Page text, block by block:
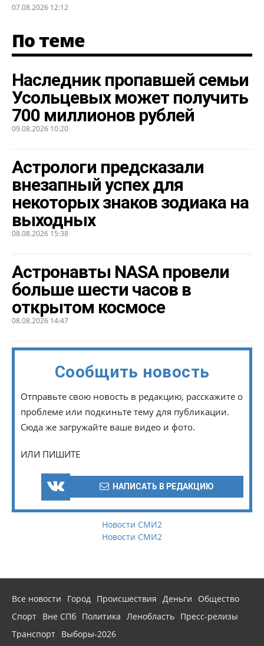
07.08.2026 12:12
По теме
Наследник пропавшей семьи
Усольцевых может получить
700 миллионов рублей
09.08.2026 10:20
Астрологи предсказали
внезапный успех для
некоторых знаков зодиака на
выходных
08.08.2026 15:38
Астронавты NASA провели
больше шести часов в
открытом космосе
08.08.2026 14:47
Сообщить новость
Отправьте свою новость в редакцию, расскажите о
проблеме или подкиньте тему для публикации.
Сюда же загружайте ваше видео и фото.
ИЛИ ПИШИТЕ
НАПИСАТЬ В РЕДАКЦИЮ
Новости СМИ2
Новости СМИ2
Все новости Город Происшествия Деньги
Общество
Спорт Вне СПб Политика Ленобласть Пресс-релизы
Транспорт Выборы-2026